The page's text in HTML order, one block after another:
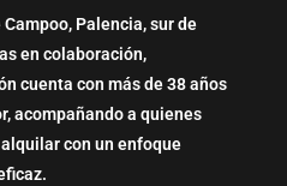
Palencia, sur de
en colaboración,
cuenta con más de 38 años
acompañando a quienes
con un enfoque